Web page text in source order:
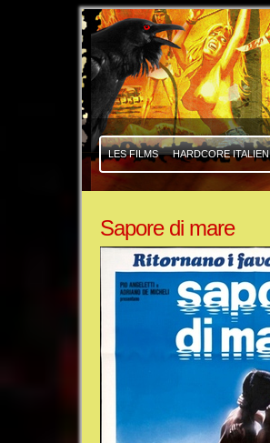
LES FILMS HARDCORE ITALIEN
Sapore di mare